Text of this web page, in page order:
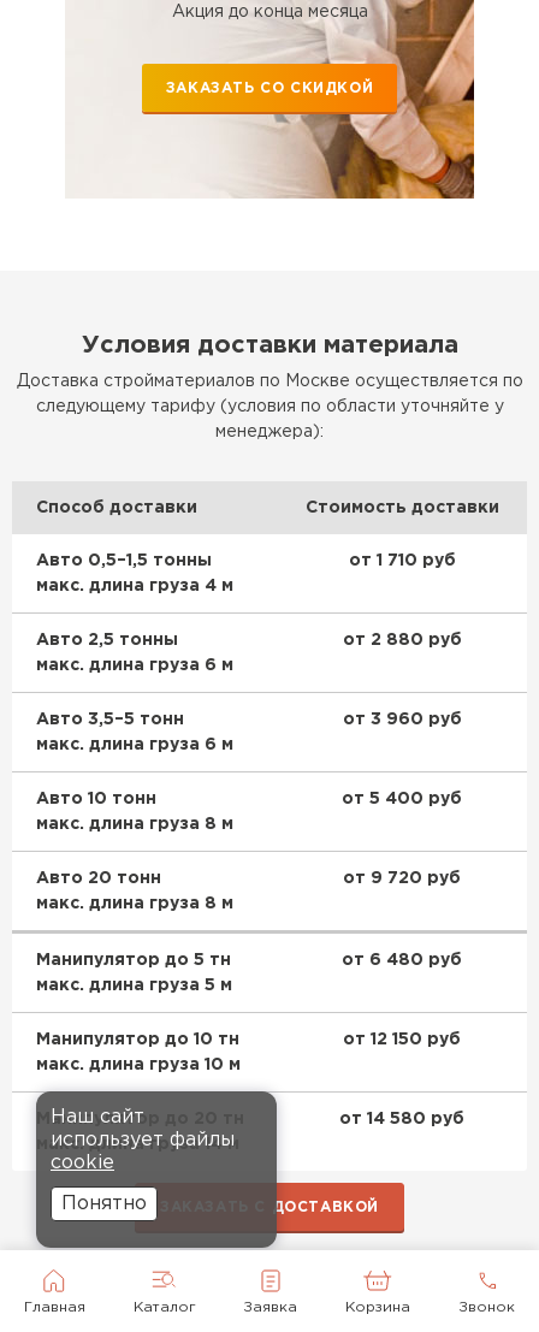
Главная Каталог Заявка Корзина Звонок
Акция до конца месяца
ЗАКАЗАТЬ СО СКИДКОЙ
Условия доставки материала
Доставка стройматериалов по Москве осуществляется по
следующему тарифу (условия по области уточняйте у
менеджера):
Способ доставки Стоимость доставки
Авто 0,5–1,5 тонны
макс. длина груза 4 м
от 1 710 руб
Авто 2,5 тонны
макс. длина груза 6 м
от 2 880 руб
Авто 3,5–5 тонн
макс. длина груза 6 м
от 3 960 руб
Авто 10 тонн
макс. длина груза 8 м
от 5 400 руб
Авто 20 тонн
макс. длина груза 8 м
от 9 720 руб
Манипулятор до 5 тн
макс. длина груза 5 м
от 6 480 руб
Манипулятор до 10 тн
макс. длина груза 10 м
от 12 150 руб
Манипулятор до 20 тн
макс. длина груза 14 м
от 14 580 руб
ЗАКАЗАТЬ С ДОСТАВКОЙ
Наш сайт
использует файлы
cookie
Понятно